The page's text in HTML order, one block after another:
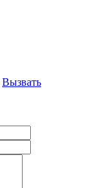
Вызвать